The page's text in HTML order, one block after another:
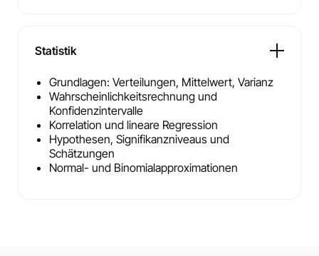
Statistik
Grundlagen: Verteilungen, Mittelwert, Varianz
Wahrscheinlichkeitsrechnung und
Konfidenzintervalle
Korrelation und lineare Regression
Hypothesen, Signifikanzniveaus und
Schätzungen
Normal- und Binomialapproximationen